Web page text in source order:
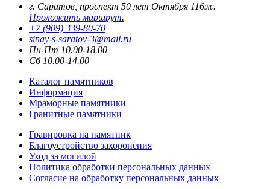
г. Саратов, проспект 50 лет Октября 116ж.
Проложить маршрут.
+7 (909) 339-80-70
sinay-s-saratov-3@mail.ru
Пн-Пт 10.00-18.00
Сб 10.00-14.00
Каталог памятников
Информация
Мраморные памятники
Гранитные памятники
Гравировка на памятник
Благоустройство захоронения
Уход за могилой
Политика обработки персональных данных
Согласие на обработку персональных данных